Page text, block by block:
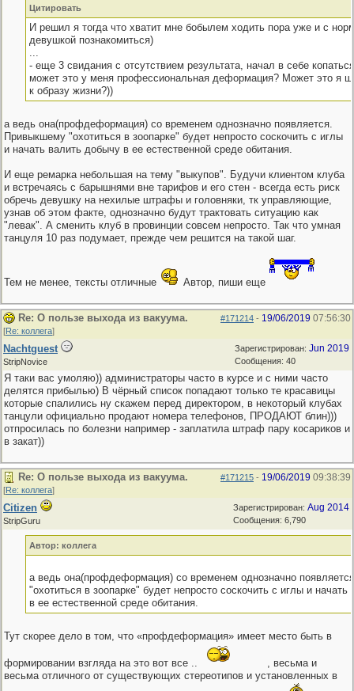
Цитировать
И решил я тогда что хватит мне бобылем ходить пора уже и с
девушкой познакомиться)
...
- еще 3 свидания с отсутствием результата, начал в себе
может это у меня профессиональная деформация? Может это я
к образу жизни?))
а ведь она(профдеформация) со временем однозначно появляется.
Привыкшему "охотиться в зоопарке" будет непросто соскочить с иглы
и начать валить добычу в ее естественной среде обитания.
И еще ремарка небольшая на тему "выкупов". Будучи клиентом клуба
и встречаясь с барышнями вне тарифов и его стен - всегда есть риск
обречь девушку на нехилые штрафы и головняки, тк управляющие,
узнав об этом факте, однозначно будут трактовать ситуацию как
"левак". А сменить клуб в провинции совсем непросто. Так что умная
танцуля 10 раз подумает, прежде чем решится на такой шаг.
Тем не менее, тексты отличные Автор, пиши еще
#171214 - 19/06/2019 07:56:30
Re: О пользе выхода из вакуума.
[Re: коллега]
Зарегистрирован: Jun 2019
Сообщения: 40
Nachtguest
StripNovice
Я таки вас умоляю)) администраторы часто в курсе и с ними часто
делятся прибылью) В чёрный список попадают только те красавицы
которые спалились ну скажем перед директором, в некоторый клубах
танцули официально продают номера телефонов, ПРОДАЮТ блин)))
отпросилась по болезни например - заплатила штраф пару косариков и
в закат))
#171215 - 19/06/2019 09:38:39
Re: О пользе выхода из вакуума.
[Re: коллега]
Зарегистрирован: Aug 2014
Сообщения: 6,790
Citizen
StripGuru
Автор: коллега
а ведь она(профдеформация) со временем однозначно
"охотиться в зоопарке" будет непросто соскочить с иглы и начать
в ее естественной среде обитания.
Тут скорее дело в том, что «профдеформация» имеет место быть в
формировании взгляда на это вот все ..
, весьма и
весьма отличного от существующих стереотипов и установленных в